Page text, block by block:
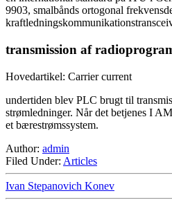
9903, smalbånds ortogonal
transmission af
Hovedartikel: Carrier current
undertiden blev PLC brugt til
strømledninger. Når det betjenes I
et bærestrømssystem.
Author: admin
Filed Under: Articles
Ivan Stepanovich Konev